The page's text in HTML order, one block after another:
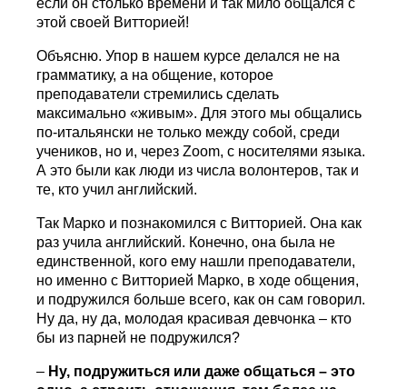
этой своей Витторией!
Объясню. Упор в нашем курсе делался не на
грамматику, а на общение, которое
преподаватели стремились сделать
максимально «живым». Для этого мы общались
по-итальянски не только между собой, среди
учеников, но и, через Zoom, с носителями языка.
А это были как люди из числа волонтеров, так и
те, кто учил английский.
Так Марко и познакомился с Витторией. Она как
раз учила английский. Конечно, она была не
единственной, кого ему нашли преподаватели,
но именно с Витторией Марко, в ходе общения,
и подружился больше всего, как он сам говорил.
Ну да, ну да, молодая красивая девчонка – кто
бы из парней не подружился?
– Ну, подружиться или даже общаться – это